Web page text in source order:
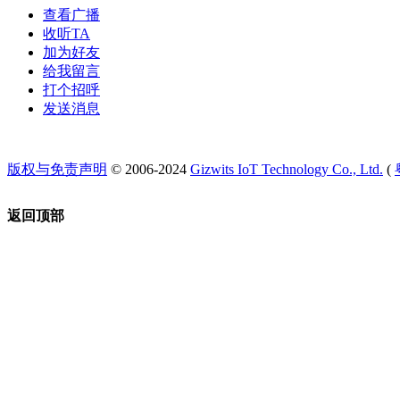
查看广播
收听TA
加为好友
给我留言
打个招呼
发送消息
版权与免责声明 © 2006-2024 Gizwits IoT Technology Co., Ltd. (
返回顶部